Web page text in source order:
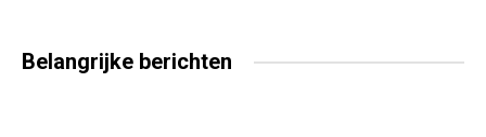
Belangrijke berichten